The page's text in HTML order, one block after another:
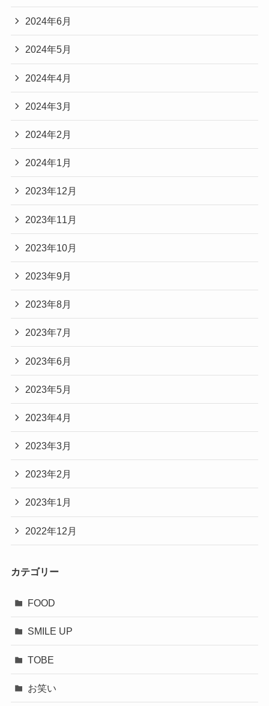
2024年6月
2024年5月
2024年4月
2024年3月
2024年2月
2024年1月
2023年12月
2023年11月
2023年10月
2023年9月
2023年8月
2023年7月
2023年6月
2023年5月
2023年4月
2023年3月
2023年2月
2023年1月
2022年12月
カテゴリー
FOOD
SMILE UP
TOBE
お笑い